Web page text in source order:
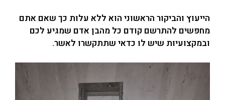
הייעוץ והביקור הראשוני הוא ללא עלות כך שאם אתם
מחפשים להתרשם קודם כל מהבן אדם שמגיע לכם
ובמקצועיות שיש לו כדאי שתתקשרו לאשר.